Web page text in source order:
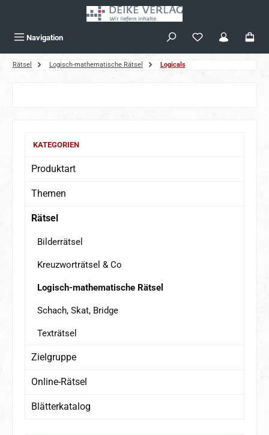
Navigation
Rätsel Logisch-mathematische Rätsel Logicals
KATEGORIEN
Produktart
Themen
Rätsel
Bilderrätsel
Kreuzworträtsel & Co
Logisch-mathematische Rätsel
Schach, Skat, Bridge
Texträtsel
Zielgruppe
Online-Rätsel
Blätterkatalog